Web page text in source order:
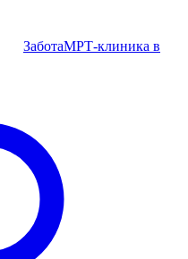
ЗаботаМРТ‑клиника в